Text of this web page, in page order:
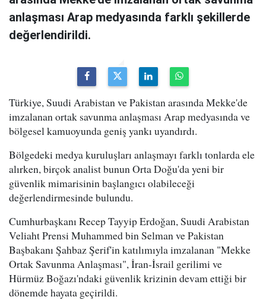
anlaşması Arap medyasında farklı şekillerde
değerlendirildi.
Türkiye, Suudi Arabistan ve Pakistan arasında Mekke'de
imzalanan ortak savunma anlaşması Arap medyasında ve
bölgesel kamuoyunda geniş yankı uyandırdı.
Bölgedeki medya kuruluşları anlaşmayı farklı tonlarda ele
alırken, birçok analist bunun Orta Doğu'da yeni bir
güvenlik mimarisinin başlangıcı olabileceği
değerlendirmesinde bulundu.
Cumhurbaşkanı Recep Tayyip Erdoğan, Suudi Arabistan
Veliaht Prensi Muhammed bin Selman ve Pakistan
Başbakanı Şahbaz Şerif'in katılımıyla imzalanan "Mekke
Ortak Savunma Anlaşması", İran-İsrail gerilimi ve
Hürmüz Boğazı'ndaki güvenlik krizinin devam ettiği bir
dönemde hayata geçirildi.